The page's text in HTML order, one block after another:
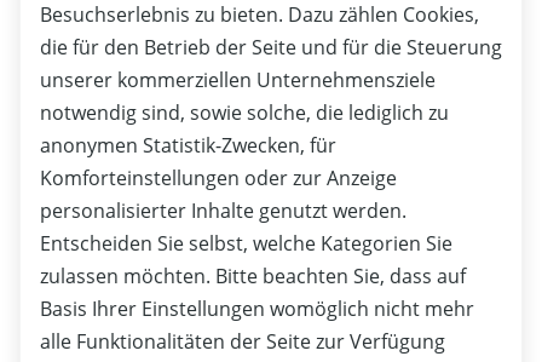
Besuchserlebnis zu bieten. Dazu zählen Cookies,
die für den Betrieb der Seite und für die Steuerung
unserer kommerziellen Unternehmensziele
notwendig sind, sowie solche, die lediglich zu
anonymen Statistik-Zwecken, für
Komforteinstellungen oder zur Anzeige
personalisierter Inhalte genutzt werden.
Entscheiden Sie selbst, welche Kategorien Sie
zulassen möchten. Bitte beachten Sie, dass auf
Basis Ihrer Einstellungen womöglich nicht mehr
alle Funktionalitäten der Seite zur Verfügung